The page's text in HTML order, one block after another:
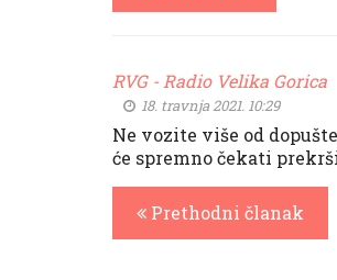
RVG - Radio Velika Gorica
18. travnja 2021. 10:29
Ne vozite više od
će spremno čekati
Prethodni članak